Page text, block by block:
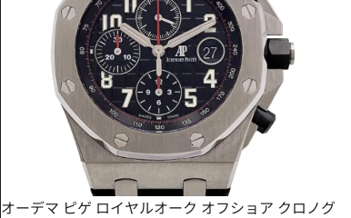
オーデマ ピゲ ロイヤルオーク オフショア クロノグ